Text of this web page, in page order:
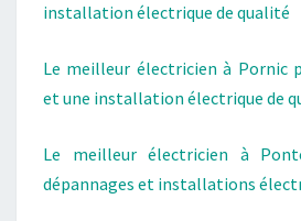
installation électrique de qualité
Le meilleur électricien à Pornic
et une installation électrique de
Le meilleur électricien à
dépannages et installations